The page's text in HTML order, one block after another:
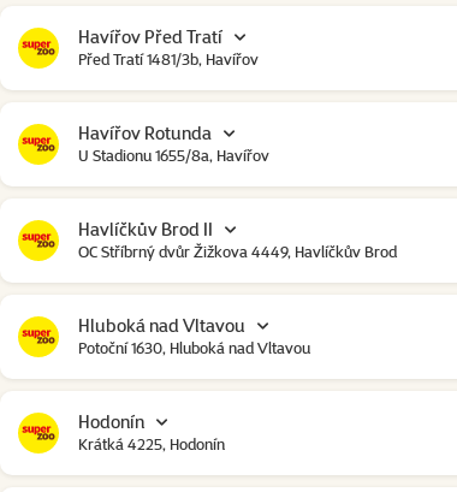
Havířov Před Tratí
Před Tratí 1481/3b, Havířov
Havířov Rotunda
U Stadionu 1655/8a, Havířov
Havlíčkův Brod II
OC Stříbrný dvůr Žižkova 4449, Havlíčkův Brod
Hluboká nad Vltavou
Potoční 1630, Hluboká nad Vltavou
Hodonín
Krátká 4225, Hodonín